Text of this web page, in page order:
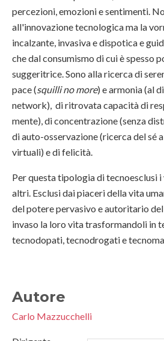
percezioni, emozioni e sentimenti.
all'innovazione tecnologica ma la
incalzante, invasiva e dispotica e
che dal consumismo di cui è spesso
suggeritrice. Sono alla ricerca di
pace (squilli no more) e armonia (al
network), di ritrovata capacità di
mente), di concentrazione (senza
di auto-osservazione (ricerca del sé
virtuali) e di felicità.
Per questa tipologia di tecnoesclusi
altri. Esclusi dai piaceri della vita
del potere pervasivo e autoritario
invaso la loro vita trasformandoli in
tecnodopati, tecnodrogati e
Autore
Carlo Mazzucchelli